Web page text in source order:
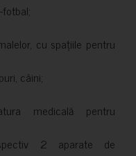
cu spațiile pentru
câini;
medicală pentru
2 aparate de